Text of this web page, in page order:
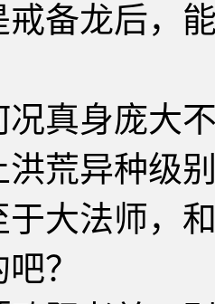
戒备龙后，
身庞大不
洪荒异种级
法师，和
？